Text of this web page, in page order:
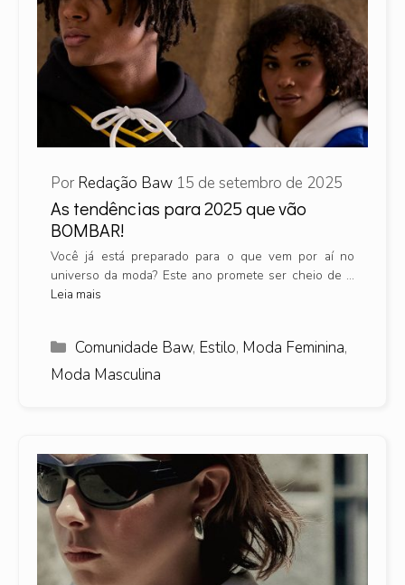
As tendências para 2025 que vão
BOMBAR!
Por Redação Baw 15 de setembro de 2025
Você já está preparado para o que vem por aí no
universo da moda? Este ano promete ser cheio de …
Leia mais
Categorias
Comunidade Baw, Estilo, Moda Feminina,
Moda Masculina